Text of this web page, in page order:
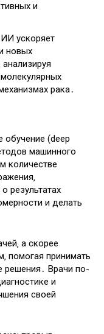
и
ускоряет
новых
рака․
обучение (deep
машинного
количестве
результатах
и делать
а скорее
помогая принимать
Врачи по-
и
своей